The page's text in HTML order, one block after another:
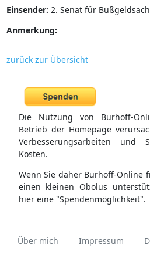
Einsender: 2. Senat für
Anmerkung:
zurück zur Übersicht
Die Nutzung von Burhoff-
Betrieb der Homepage
Verbesserungsarbeiten und
Kosten.
Wenn Sie daher Burhoff-Online
einen kleinen Obolus
hier eine "Spendenmöglichkeit".
Über mich Impressum